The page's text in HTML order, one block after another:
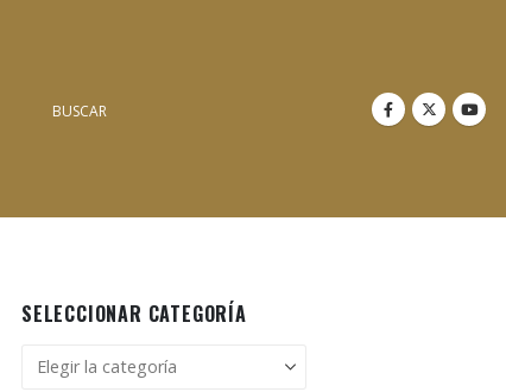
BUSCAR
SELECCIONAR CATEGORÍA
Seleccionar
categoría